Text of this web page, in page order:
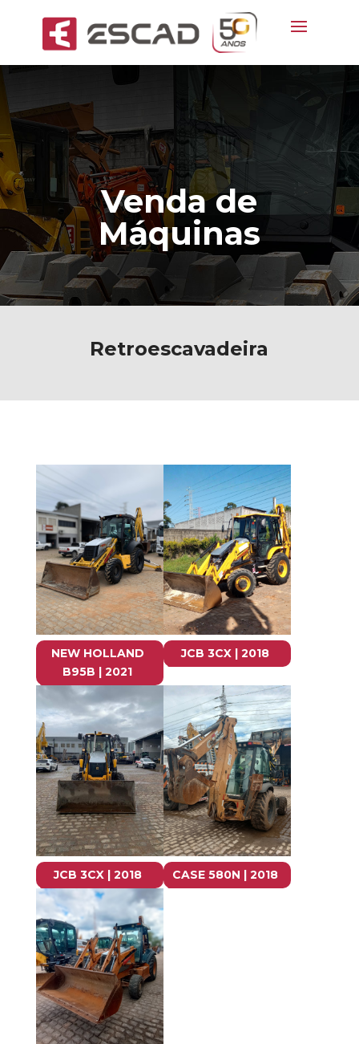
Venda de
Máquinas
Retroescavadeira
NEW HOLLAND
B95B | 2021
JCB 3CX | 2018
JCB 3CX | 2018 CASE 580N | 2018